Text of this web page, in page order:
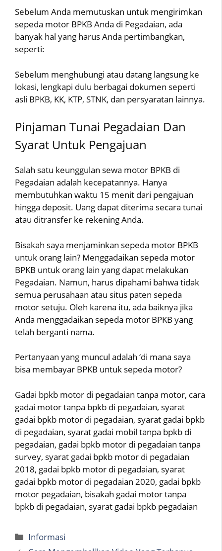
Sebelum Anda memutuskan untuk mengirimkan
sepeda motor BPKB Anda di Pegadaian, ada
banyak hal yang harus Anda pertimbangkan,
seperti:
Sebelum menghubungi atau datang langsung ke
lokasi, lengkapi dulu berbagai dokumen seperti
asli BPKB, KK, KTP, STNK, dan persyaratan lainnya.
Pinjaman Tunai Pegadaian Dan
Syarat Untuk Pengajuan
Salah satu keunggulan sewa motor BPKB di
Pegadaian adalah kecepatannya. Hanya
membutuhkan waktu 15 menit dari pengajuan
hingga deposit. Uang dapat diterima secara tunai
atau ditransfer ke rekening Anda.
Bisakah saya menjaminkan sepeda motor BPKB
untuk orang lain? Menggadaikan sepeda motor
BPKB untuk orang lain yang dapat melakukan
Pegadaian. Namun, harus dipahami bahwa tidak
semua perusahaan atau situs paten sepeda
motor setuju. Oleh karena itu, ada baiknya jika
Anda menggadaikan sepeda motor BPKB yang
telah berganti nama.
Pertanyaan yang muncul adalah ‘di mana saya
bisa membayar BPKB untuk sepeda motor?
Gadai bpkb motor di pegadaian tanpa motor, cara
gadai motor tanpa bpkb di pegadaian, syarat
gadai bpkb motor di pegadaian, syarat gadai bpkb
di pegadaian, syarat gadai mobil tanpa bpkb di
pegadaian, gadai bpkb motor di pegadaian tanpa
survey, syarat gadai bpkb motor di pegadaian
2018, gadai bpkb motor di pegadaian, syarat
gadai bpkb motor di pegadaian 2020, gadai bpkb
motor pegadaian, bisakah gadai motor tanpa
bpkb di pegadaian, syarat gadai bpkb pegadaian
Categories
Informasi